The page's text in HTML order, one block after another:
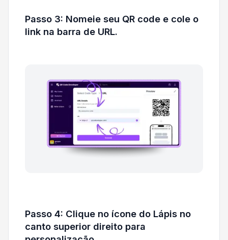
Passo 3: Nomeie seu QR code e cole o
link na barra de URL.
Passo 4: Clique no ícone do Lápis no
canto superior direito para